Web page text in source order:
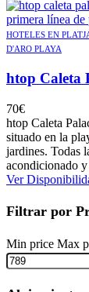
HOTELES EN
D'ARO PLAYA
htop Caleta
70€
htop Caleta
situado en la
jardines. Todas
acondicionado
Ver
Filtrar por
Min price Max